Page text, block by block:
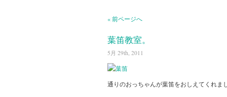
« 前ページへ
葉笛教室。
5月 29th, 2011
通りのおっちゃんが葉笛をおしえてくれまし